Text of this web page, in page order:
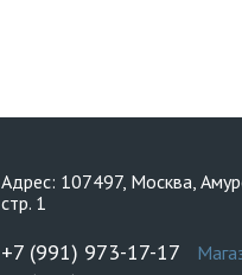
Адрес: 107497, Москва,
стр. 1
+7 (991) 973-17-17